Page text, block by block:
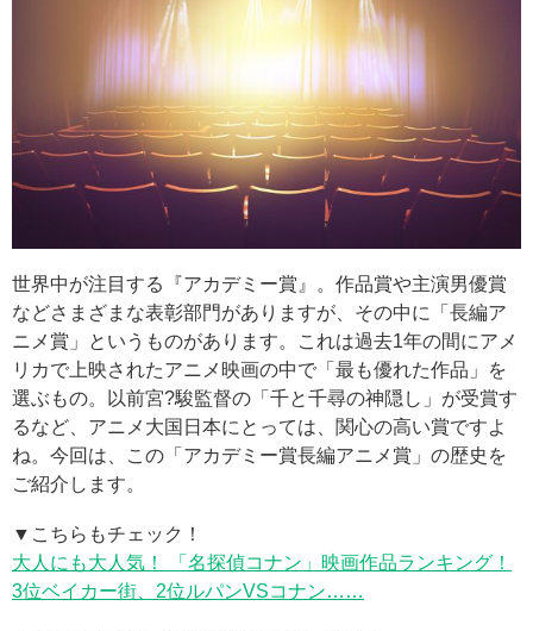
世界中が注目する『アカデミー賞』。作品賞や主演男優賞
などさまざまな表彰部門がありますが、その中に「長編ア
ニメ賞」というものがあります。これは過去1年の間にアメ
リカで上映されたアニメ映画の中で「最も優れた作品」を
選ぶもの。以前宮?駿監督の「千と千尋の神隠し」が受賞す
るなど、アニメ大国日本にとっては、関心の高い賞ですよ
ね。今回は、この「アカデミー賞長編アニメ賞」の歴史を
ご紹介します。
▼こちらもチェック！
大人にも大人気！ 「名探偵コナン」映画作品ランキング！
3位ベイカー街、2位ルパンVSコナン……